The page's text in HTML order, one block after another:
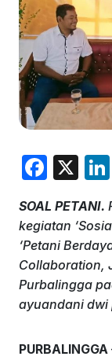
F
c
e
b
o
o
k
X
SOAL PETANI.
kegiatan
‘Petani
Collaboration,
Purbalingga
ayuandani dwi
PURBALINGGA